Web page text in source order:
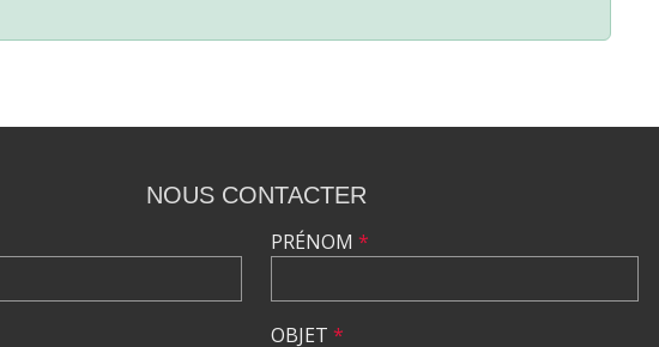
NOUS CONTACTER
PRÉNOM *
OBJET *